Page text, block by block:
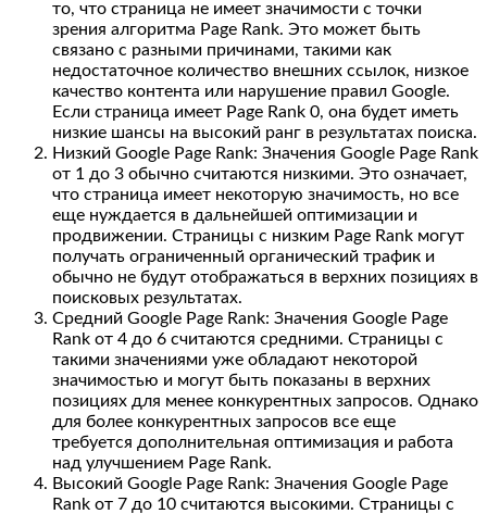
то, что страница не имеет значимости с точки
зрения алгоритма Page Rank. Это может быть
связано с разными причинами, такими как
недостаточное количество внешних ссылок, низкое
качество контента или нарушение правил Google.
Если страница имеет Page Rank 0, она будет иметь
низкие шансы на высокий ранг в результатах поиска.
Низкий Google Page Rank: Значения Google Page Rank
от 1 до 3 обычно считаются низкими. Это означает,
что страница имеет некоторую значимость, но все
еще нуждается в дальнейшей оптимизации и
продвижении. Страницы с низким Page Rank могут
получать ограниченный органический трафик и
обычно не будут отображаться в верхних позициях в
поисковых результатах.
Средний Google Page Rank: Значения Google Page
Rank от 4 до 6 считаются средними. Страницы с
такими значениями уже обладают некоторой
значимостью и могут быть показаны в верхних
позициях для менее конкурентных запросов. Однако
для более конкурентных запросов все еще
требуется дополнительная оптимизация и работа
над улучшением Page Rank.
Высокий Google Page Rank: Значения Google Page
Rank от 7 до 10 считаются высокими. Страницы с